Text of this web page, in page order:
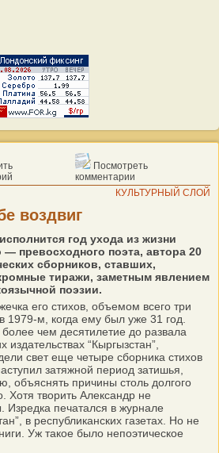
Посмотреть
комментарии
КУЛЬТУРНЫЙ СЛОЙ
воздвиг
год ухода из жизни
— превосходного поэта, автора 20
сборников, ставших,
тиражи, заметным явлением
поэзии.
его стихов, объемом всего три
1979-м, когда ему был уже 31 год.
чем десятилетие до развала
“Кыргызстан”,
свет еще четыре сборника стихов
затяжной период затишья,
объяснять причины столь долгого
Хотя творить Александр не
Изредка печатался в журнале
в республиканских газетах. Но не
Уж такое было непоэтическое